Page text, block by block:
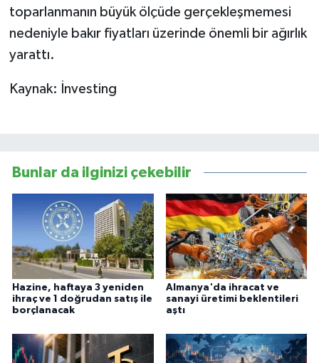
toparlanmanın büyük ölçüde gerçekleşmemesi
nedeniyle bakır fiyatları üzerinde önemli bir ağırlık
yarattı.
Kaynak: İnvesting
Bunlar da ilginizi çekebilir
Hazine, haftaya 3 yeniden
ihraç ve 1 doğrudan satış ile
borçlanacak
Almanya'da ihracat ve
sanayi üretimi beklentileri
aştı